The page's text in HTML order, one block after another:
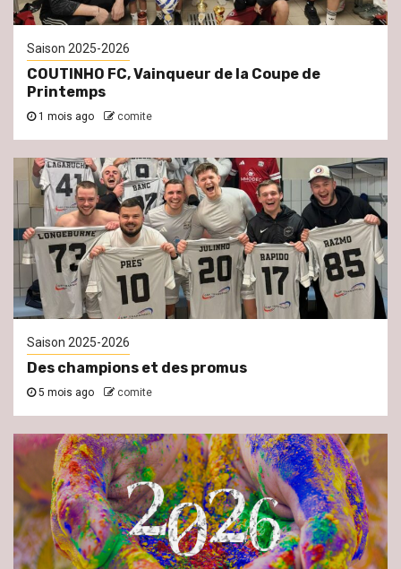
Saison 2025-2026
COUTINHO FC, Vainqueur de la Coupe de
Printemps
1 mois ago comite
Saison 2025-2026
Des champions et des promus
5 mois ago comite